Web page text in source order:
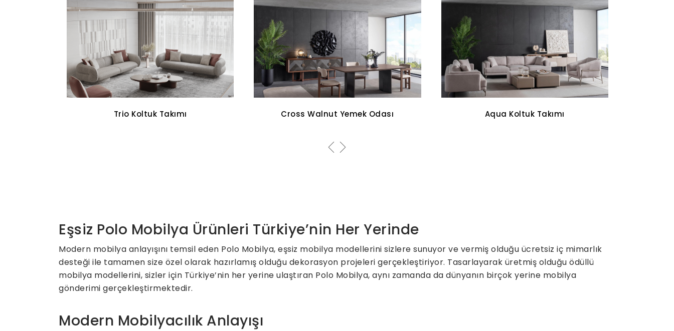
Cross Walnut Yemek Odası Aqua Koltuk Takımı Oddo Tv Ünitesi
Eşsiz Polo Mobilya Ürünleri Türkiye’nin Her Yerinde
Modern mobilya anlayışını temsil eden Polo Mobilya, eşsiz mobilya modellerini sizlere sunuyor ve vermiş olduğu ücretsiz iç mimarlık
desteği ile tamamen size özel olarak hazırlamış olduğu dekorasyon projeleri gerçekleştiriyor. Tasarlayarak üretmiş olduğu ödüllü
mobilya modellerini, sizler için Türkiye’nin her yerine ulaştıran Polo Mobilya, aynı zamanda da dünyanın birçok yerine mobilya
gönderimi gerçekleştirmektedir.
Modern Mobilyacılık Anlayışı